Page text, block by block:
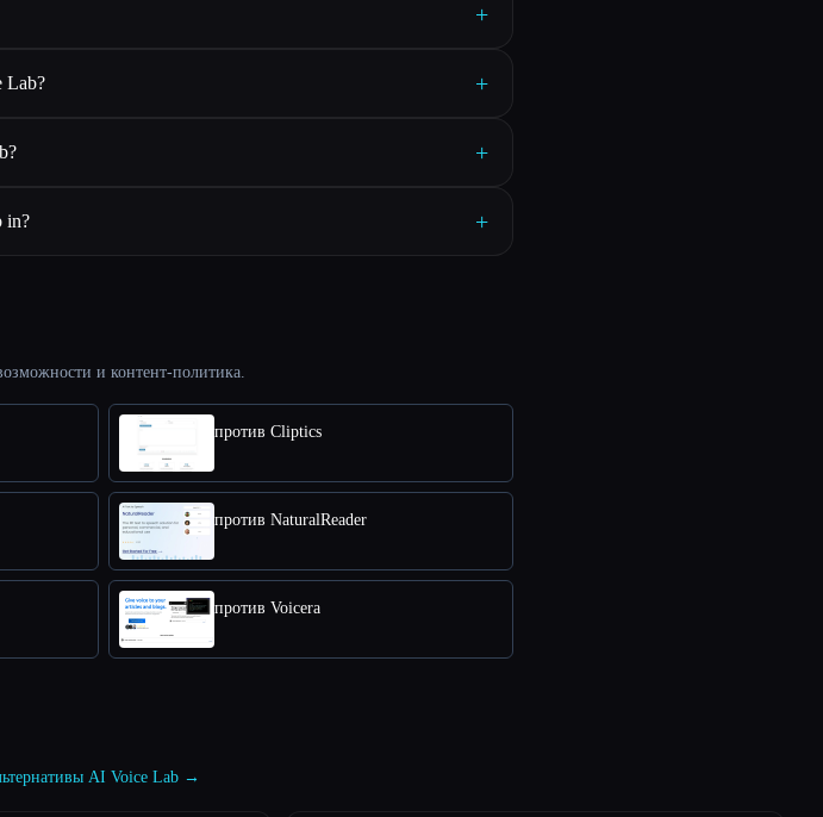
+
Lab? +
+
in? +
и контент-политика.
против Cliptics
против NaturalReader
против Voicera
AI Voice Lab →